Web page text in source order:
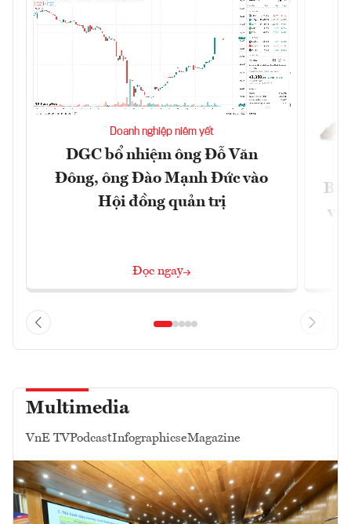
Doanh nghiệp niêm yết
DGC bổ nhiệm ông Đỗ Văn
Đông, ông Đào Mạnh Đức vào
Hội đồng quản trị
Đọc ngay
và
Multimedia
VnE TVPodcastInfographicseMagazine